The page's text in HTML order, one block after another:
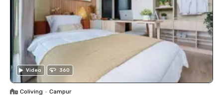
Video 360
Coliving • Campur